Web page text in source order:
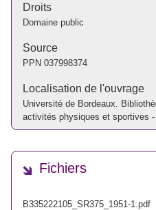
Droits
Domaine public
Source
PPN 037998374
Localisation de l'ouvrage
Université de Bordeaux.
activités physiques et sportives -
Fichiers
B335222105_SR375_1951-1.pdf